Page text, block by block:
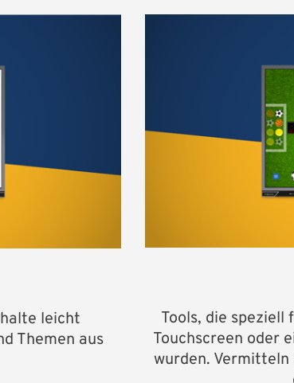
leicht
Themen aus
Tools, die speziell
Touchscreen oder
wurden. Vermitteln